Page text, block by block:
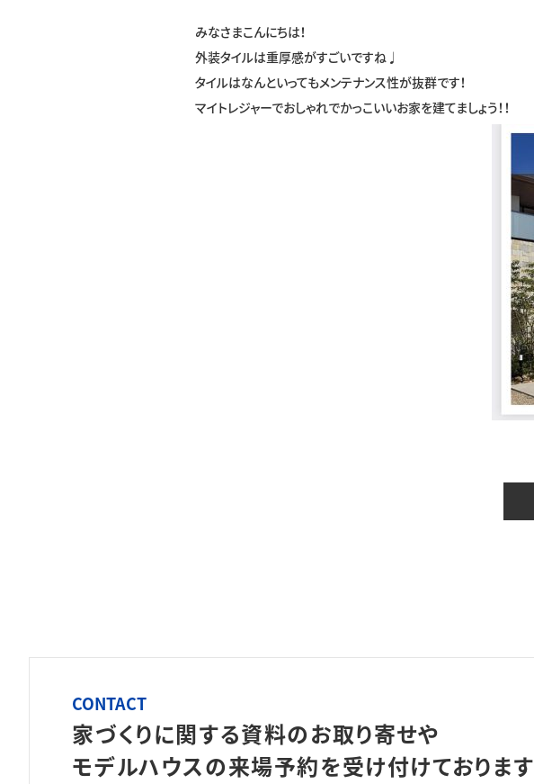
みなさまこんにちは！
外装タイルは重厚感がすごいですね♩
タイルはなんといってもメンテナンス性が抜群です！
マイトレジャーでおしゃれでかっこいいお家を建てましょう！！
CONTACT
家づくりに関する資料のお取り寄せや
モデルハウスの来場予約を受け付けております